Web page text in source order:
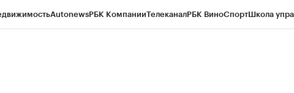
AutonewsРБК КомпанииТелеканалРБК ВиноСпортШкола